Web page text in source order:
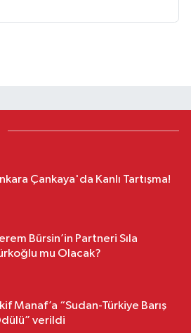
Çankaya'da Kanlı Tartışma!
Bürsin’in Partneri Sıla
mu Olacak?
Manaf’a “Sudan-Türkiye Barış
verildi